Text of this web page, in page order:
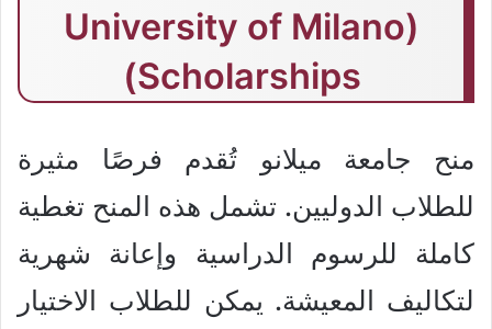
(University of Milano
Scholarships)
منح جامعة ميلانو تُقدم فرصًا مثيرة
للطلاب الدوليين. تشمل هذه المنح تغطية
كاملة للرسوم الدراسية وإعانة شهرية
لتكاليف المعيشة. يمكن للطلاب الاختيار